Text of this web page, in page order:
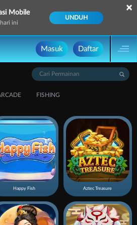
Mobile
ini
UNDUH
×
Masuk Daftar
FISHING
Happy Fish Aztec Treasure